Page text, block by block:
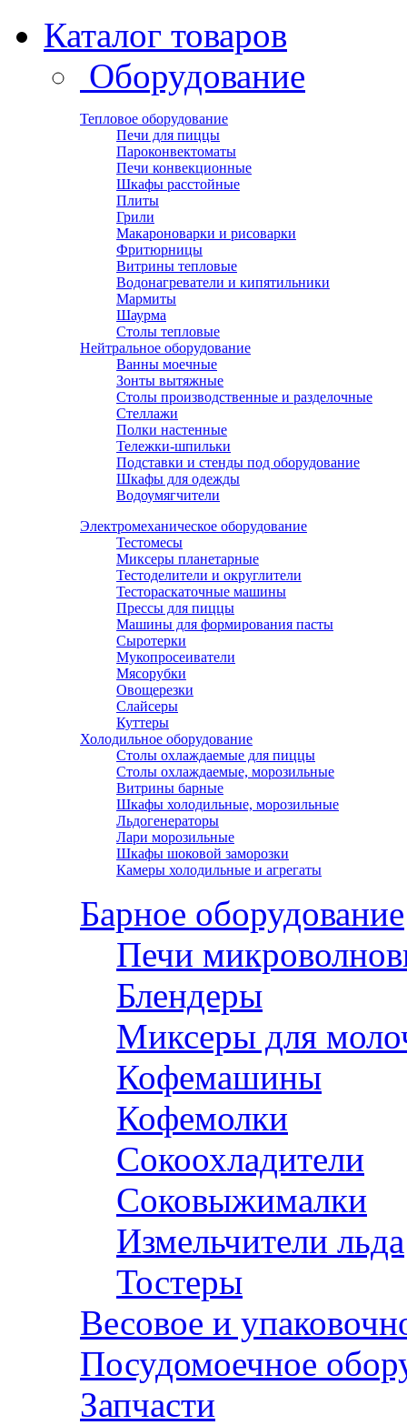
Каталог товаров
Оборудование
Тепловое оборудование
Печи для пиццы
Пароконвектоматы
Печи конвекционные
Шкафы расстойные
Плиты
Грили
Макароноварки и рисоварки
Фритюрницы
Витрины тепловые
Водонагреватели и кипятильники
Мармиты
Шаурма
Столы тепловые
Нейтральное оборудование
Ванны моечные
Зонты вытяжные
Столы производственные и разделочные
Стеллажи
Полки настенные
Тележки-шпильки
Подставки и стенды под оборудование
Шкафы для одежды
Водоумягчители
Электромеханическое оборудование
Тестомесы
Миксеры планетарные
Тестоделители и округлители
Тестораскаточные машины
Прессы для пиццы
Машины для формирования пасты
Сыротерки
Мукопросеиватели
Мясорубки
Овощерезки
Слайсеры
Куттеры
Холодильное оборудование
Столы охлаждаемые для пиццы
Столы охлаждаемые, морозильные
Витрины барные
Шкафы холодильные, морозильные
Льдогенераторы
Лари морозильные
Шкафы шоковой заморозки
Камеры холодильные и агрегаты
Барное оборудование
Печи
Блендеры
Миксеры для
Кофемашины
Кофемолки
Сокоохладители
Соковыжималки
Измельчители льда
Тостеры
Весовое и
Посудомоечное
Запчасти